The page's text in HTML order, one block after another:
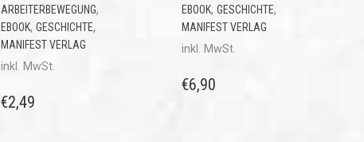
ARBEITERBEWEGUNG,
EBOOK, GESCHICHTE,
MANIFEST VERLAG
inkl. MwSt.
€2,49
EBOOK, GESCHICHTE,
MANIFEST VERLAG
inkl. MwSt.
€6,90